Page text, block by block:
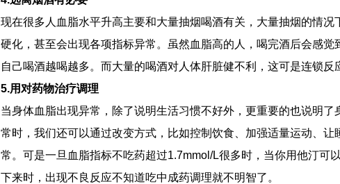
现在很多人血脂水平升高主要和大量抽烟喝酒有关，大量抽烟的情况
硬化，甚至会出现各项指标异常。虽然血脂高的人，喝完酒后会感觉
自己喝酒越喝越多。而大量的喝酒对人体肝脏健不利，这可是连锁反
5.用对药物治疗调理
当身体血脂出现异常，除了说明生活习惯不好外，更重要的也说明了
常时，我们还可以通过改变方式，比如控制饮食、加强适量运动、让
常。可是一旦血脂指标不吃药超过1.7mmol/L很多时，当你用他汀可
下来时，出现不良反应不知道吃中成药调理就不明智了。